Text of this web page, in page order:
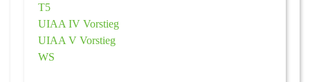
T5
UIAA IV Vorstieg
UIAA V Vorstieg
WS